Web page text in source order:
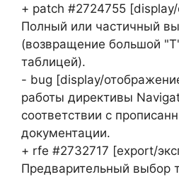
+ patch #2724755
Полный или частичный
(возвращение большой
таблицей).
- bug [display/
работы директивы
соответствии с
документации.
+ rfe #2732717 [export/
Предварительный выбор